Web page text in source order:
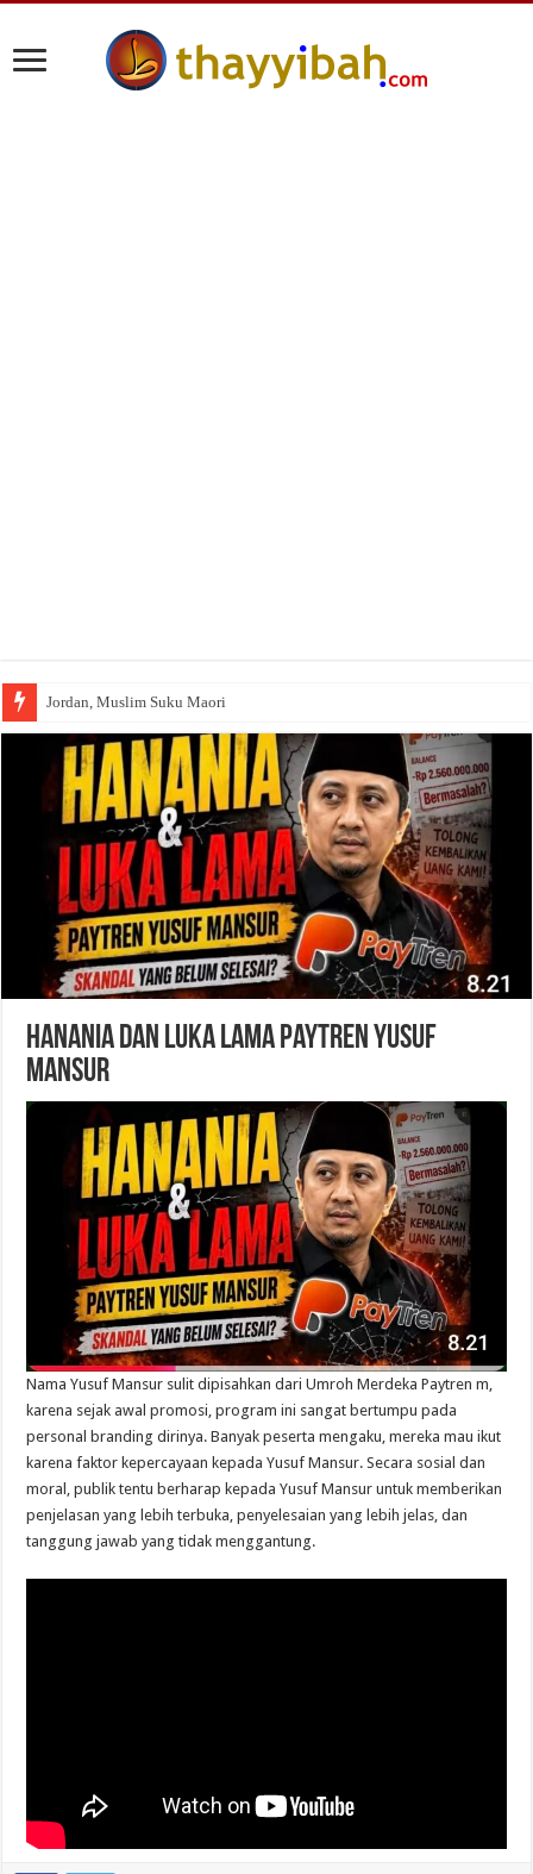
Jordan, Muslim Suku Maori
Hanania dan Luka Lama Paytren Yusuf
Mansur
Nama Yusuf Mansur sulit dipisahkan dari Umroh Merdeka Paytren m,
karena sejak awal promosi, program ini sangat bertumpu pada
personal branding dirinya. Banyak peserta mengaku, mereka mau ikut
karena faktor kepercayaan kepada Yusuf Mansur. Secara sosial dan
moral, publik tentu berharap kepada Yusuf Mansur untuk memberikan
penjelasan yang lebih terbuka, penyelesaian yang lebih jelas, dan
tanggung jawab yang tidak menggantung.